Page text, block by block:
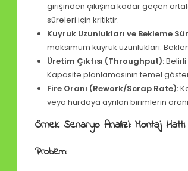
girişinden çıkışına kadar geçen
süreleri için kritiktir.
Kuyruk Uzunlukları ve Bekleme
maksimum kuyruk uzunlukları.
Üretim Çıktısı (Throughput):
Kapasite planlamasının temel
Fire Oranı (Rework/Scrap Rate):
veya hurdaya ayrılan birimlerin
Örnek Senaryo Analizi: Montaj
Problem: